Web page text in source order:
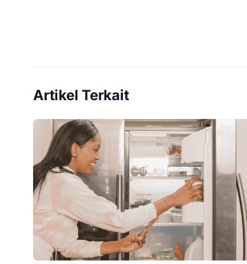
Artikel Terkait